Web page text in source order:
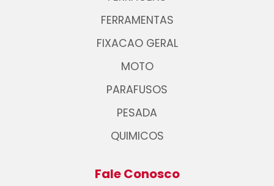
FERRAMENTAS
FIXACAO GERAL
MOTO
PARAFUSOS
PESADA
QUIMICOS
Fale Conosco